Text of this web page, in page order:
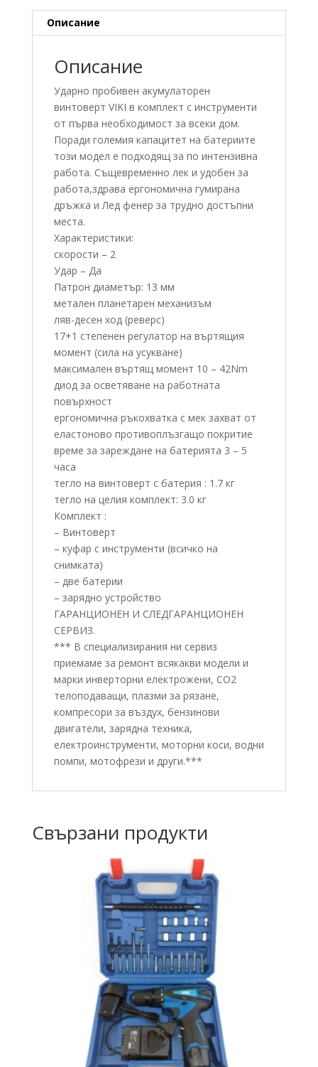
ION
Описание
Описание
Ударно пробивен акумулаторен
винтоверт VIKI в комплект с инструменти
от първа необходимост за всеки дом.
Поради големия капацитет на батериите
този модел е подходящ за по интензивна
работа. Същевременно лек и удобен за
работа,здрава ергономична гумирана
дръжка и Лед фенер за трудно достъпни
места.
Характеристики:
скорости – 2
Удар – Да
Патрон диаметър: 13 мм
метален планетарен механизъм
ляв-десен ход (реверс)
17+1 степенен регулатор на въртящия
момент (сила на усукване)
максимален въртящ момент 10 – 42Nm
диод за осветяване на работната
повърхност
ергономична ръкохватка с мек захват от
еластоново противоплъзгащо покритие
време за зареждане на батерията 3 – 5
часа
тегло на винтоверт с батерия : 1.7 кг
тегло на целия комплект: 3.0 кг
Комплект :
– Винтоверт
– куфар с инструменти (всичко на
снимката)
– две батерии
– зарядно устройство
ГАРАНЦИОНЕН И СЛЕДГАРАНЦИОНЕН
СЕРВИЗ.
*** В специализирания ни сервиз
приемаме за ремонт всякакви модели и
марки инверторни електрожени, СО2
телоподаващи, плазми за рязане,
компресори за въздух, бензинови
двигатели, зарядна техника,
електроинструменти, моторни коси, водни
помпи, мотофрези и други.***
Свързани продукти